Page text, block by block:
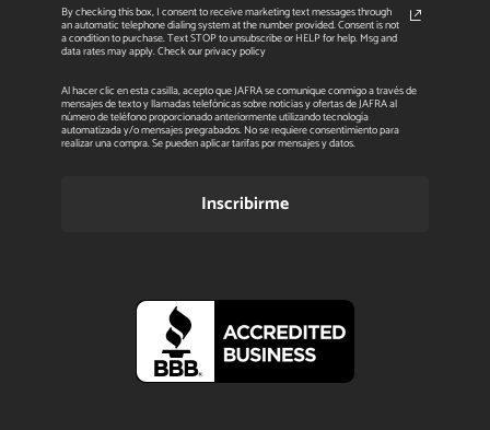
By checking this box, I consent to receive marketing text messages through
an automatic telephone dialing system at the number provided. Consent is not
a condition to purchase. Text STOP to unsubscribe or HELP for help. Msg and
data rates may apply. Check our privacy policy
Al hacer clic en esta casilla, acepto que JAFRA se comunique conmigo a través de
mensajes de texto y llamadas telefónicas sobre noticias y ofertas de JAFRA al
número de teléfono proporcionado anteriormente utilizando tecnología
automatizada y/o mensajes pregrabados. No se requiere consentimiento para
realizar una compra. Se pueden aplicar tarifas por mensajes y datos.
Inscribirme